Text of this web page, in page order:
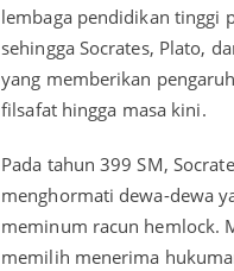
lembaga pendidikan tinggi
sehingga Socrates, Plato,
yang memberikan
filsafat hingga masa kini.
Pada tahun 399 SM,
menghormati dewa-dewa
meminum racun hemlock.
memilih menerima